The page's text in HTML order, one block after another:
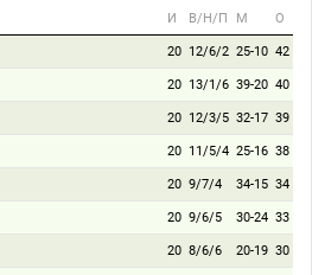
И В/Н/П М О
20 12/6/2 25-10 42
20 13/1/6 39-20 40
20 12/3/5 32-17 39
20 11/5/4 25-16 38
20 9/7/4 34-15 34
20 9/6/5 30-24 33
20 8/6/6 20-19 30